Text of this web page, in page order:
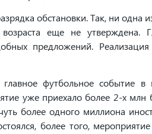
обстановки. Так, ни одна
еще не утверждена.
предложений. Реализация
футбольное событие
уже приехало более 2-х млн
более одного миллиона
более того,